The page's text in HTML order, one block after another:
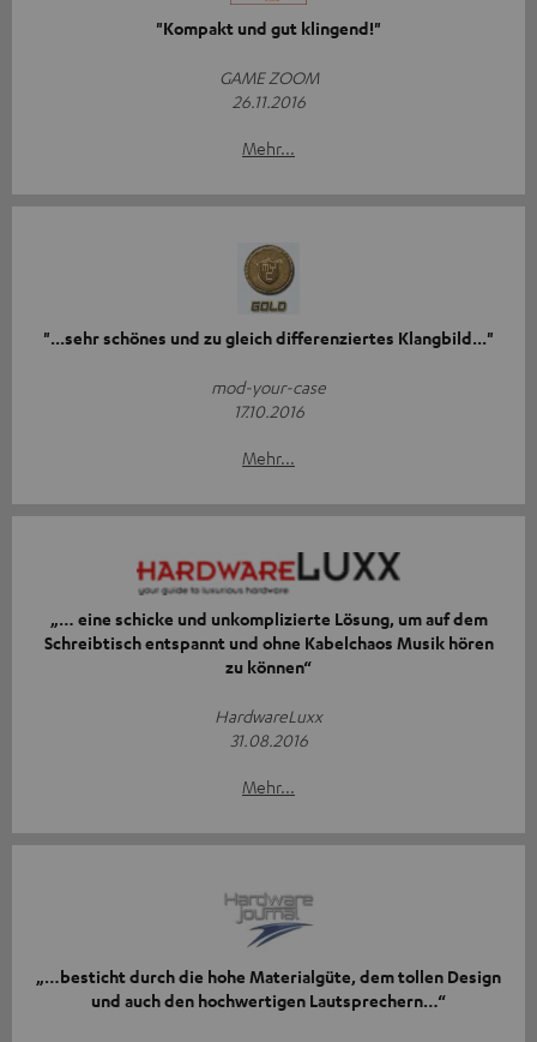
"Kompakt und gut klingend!"
GAME ZOOM
26.11.2016
Mehr...
"...sehr schönes und zu gleich differenziertes Klangbild..."
mod-your-case
17.10.2016
Mehr...
„… eine schicke und unkomplizierte Lösung, um auf dem
Schreibtisch entspannt und ohne Kabelchaos Musik hören
zu können“
HardwareLuxx
31.08.2016
Mehr...
„…besticht durch die hohe Materialgüte, dem tollen Design
und auch den hochwertigen Lautsprechern…“